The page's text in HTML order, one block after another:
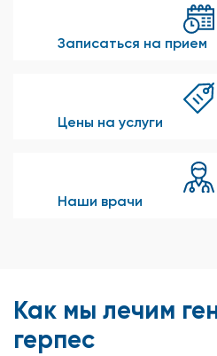
Записаться на прием
Цены на услуги
Наши врачи
Как мы лечим
герпес